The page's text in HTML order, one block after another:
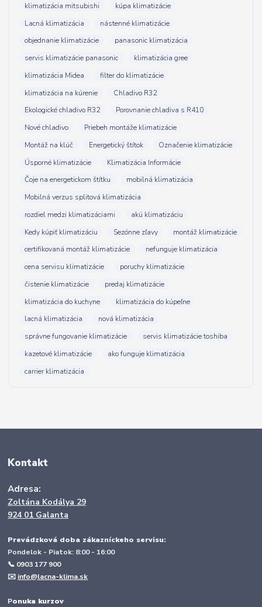
klimatizácia mitsubishi
kúpa klimatizácie
Lacná klimatizácia
nástenné klimatizácie
objednanie klimatizácie
panasonic klimatizácia
servis klimatizácie panasonic
klimatizácia gree
klimatizácia Midea
filter do klimatizácie
klimatizácia na kúrenie
Chladivo R32
Ekologické chladivo R32
Porovnanie chladiva s R410
Nové chladivo
Priebeh montáže klimatizácie
Montáž na klúč
Energetický štítok
Označenie klimatizácie
Úsporné klimatizácie
Klimatizácia Informácie
Čoje na energetickom štítku
mobilná klimatizácia
Mobilná verzus splitová klimatizácia
rozdiel medzi klimatizáciami
akú klimatizáciu
Kedy kúpiť klimatizáciu
Sezónne zľavy
montáž klimatizácie
certifikovaná montáž klimatizácie
nefunguje klimatizácia
cena servisu klimatizácie
poruchy klimatizácie
čistenie klimatizácie
predaj klimatizácie
klimatizácia do kuchyne
klimatizácia do kúpeľne
lacná klimatizácia
nová klimatizácia
správne fungovanie klimatizácie
servis klimatizácie toshiba
kazetové klimatizácie
ako funguje klimatizácia
carrier klimatizácia
Kontakt
Adresa:
Zoltána Kodálya 29
924 01 Galanta
Prevádzková doba zákazníckeho servisu:
Pondelok - Piatok: 8:00 - 16:00
📞 0903 177 900
✉️ info@lacna-klima.sk
Ponuka kurzov